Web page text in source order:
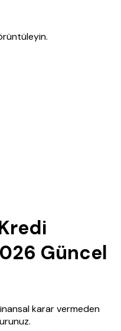
Güncel
karar vermeden